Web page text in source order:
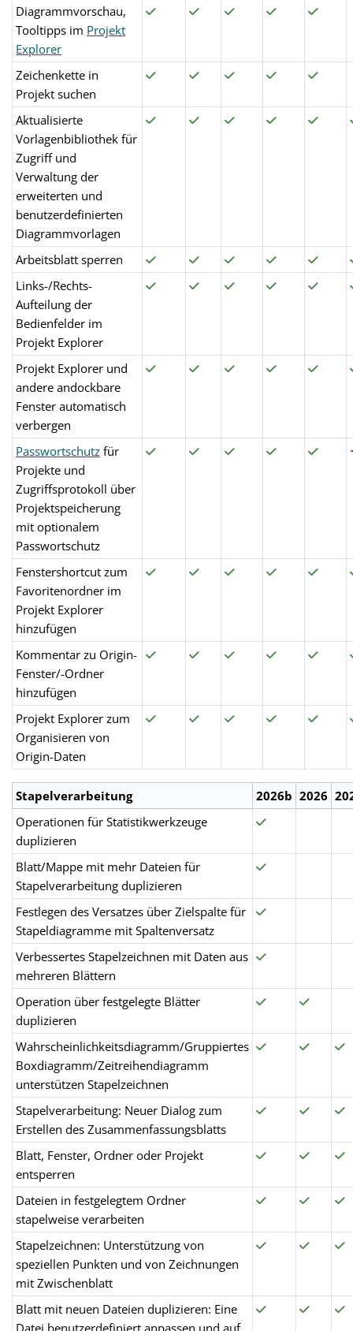
Diagrammvorschau,
Tooltipps im Projekt
Explorer
Zeichenkette in
Projekt suchen
Aktualisierte
Vorlagenbibliothek für
Zugriff und
Verwaltung der
erweiterten und
benutzerdefinierten
Diagrammvorlagen
Arbeitsblatt sperren
Links-/Rechts-
Aufteilung der
Bedienfelder im
Projekt Explorer
Projekt Explorer und
andere andockbare
Fenster automatisch
verbergen
Passwortschutz für
Projekte und
Zugriffsprotokoll über
Projektspeicherung
mit optionalem
Passwortschutz
Fenstershortcut zum
Favoritenordner im
Projekt Explorer
hinzufügen
Kommentar zu Origin-
Fenster/-Ordner
hinzufügen
Projekt Explorer zum
Organisieren von
Origin-Daten
Stapelverarbeitung 2026b 2026
Operationen für Statistikwerkzeuge
duplizieren
Blatt/Mappe mit mehr Dateien für
Stapelverarbeitung duplizieren
Festlegen des Versatzes über Zielspalte für
Stapeldiagramme mit Spaltenversatz
Verbessertes Stapelzeichnen mit Daten aus
mehreren Blättern
Operation über festgelegte Blätter
duplizieren
Wahrscheinlichkeitsdiagramm/Gruppiertes
Boxdiagramm/Zeitreihendiagramm
unterstützen Stapelzeichnen
Stapelverarbeitung: Neuer Dialog zum
Erstellen des Zusammenfassungsblatts
Blatt, Fenster, Ordner oder Projekt
entsperren
Dateien in festgelegtem Ordner
stapelweise verarbeiten
Stapelzeichnen: Unterstützung von
speziellen Punkten und von Zeichnungen
mit Zwischenblatt
Blatt mit neuen Dateien duplizieren: Eine
Datei benutzerdefiniert anpassen und auf